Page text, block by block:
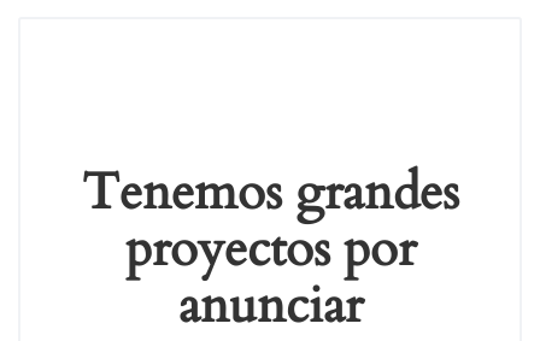
Tenemos grandes
proyectos por
anunciar